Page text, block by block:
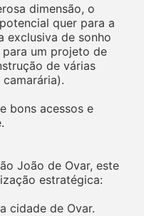
dimensão, o
quer para a
exclusiva de sonho
um projeto de
de várias
bons acessos e
João de Ovar, este
estratégica:
cidade de Ovar.